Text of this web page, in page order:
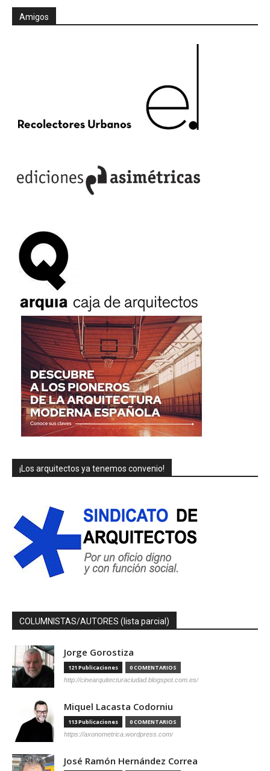
Amigos
¡Los arquitectos ya tenemos convenio!
COLUMNISTAS/AUTORES (lista parcial)
Jorge Gorostiza
121 Publicaciones 0 COMENTARIOS
http://cinearquitecturaciudad.blogspot.com.es/
Miquel Lacasta Codorniu
113 Publicaciones 0 COMENTARIOS
https://axonometrica.wordpress.com/
José Ramón Hernández Correa